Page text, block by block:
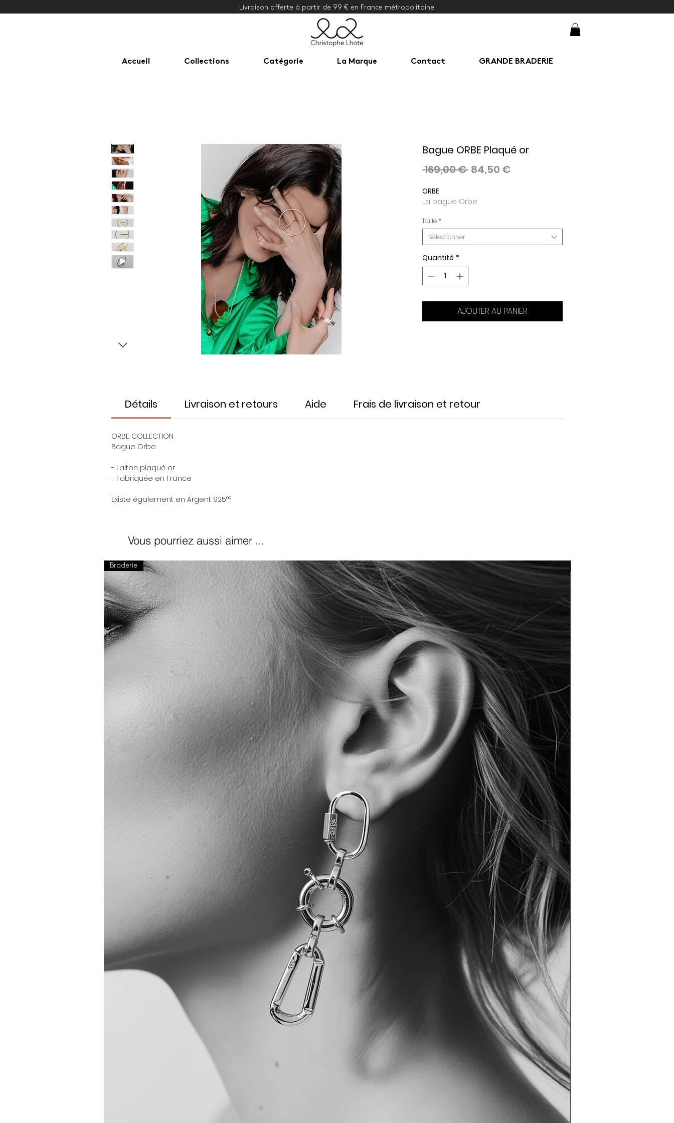
Livraison offerte à partir de 99 € en France métropolitaine
Accueil Collections Catégorie La Marque Contact GRANDE BRADERIE
Bague ORBE Plaqué or
169,00 € Prix
84,50 €
ORBE
La bague Orbe
Taille *
Sélectionner
Quantité *
AJOUTER AU PANIER
Détails Livraison et retours Aide Frais de livraison et retour
ORBE COLLECTION
Bague Orbe
- Laiton plaqué or
- Fabriquée en France
Existe également en Argent 925°°
Vous pourriez aussi aimer ...
Braderie